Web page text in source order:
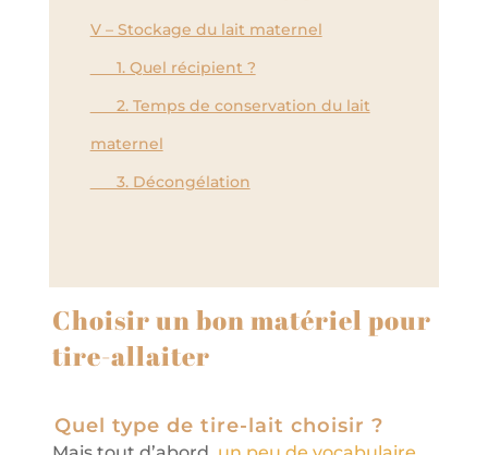
V – Stockage du lait maternel
1. Quel récipient ?
2. Temps de conservation du lait
maternel
3. Décongélation
Choisir un bon matériel pour
tire-allaiter
Quel type de tire-lait choisir ?